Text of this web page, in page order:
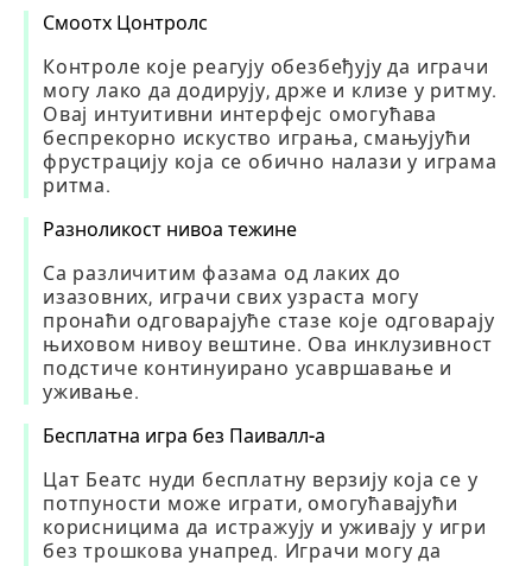
Смоотх Цонтролс
Контроле које реагују обезбеђују да играчи
могу лако да додирују, држе и клизе у ритму.
Овај интуитивни интерфејс омогућава
беспрекорно искуство играња, смањујући
фрустрацију која се обично налази у играма
ритма.
Разноликост нивоа тежине
Са различитим фазама од лаких до
изазовних, играчи свих узраста могу
пронаћи одговарајуће стазе које одговарају
њиховом нивоу вештине. Ова инклузивност
подстиче континуирано усавршавање и
уживање.
Бесплатна игра без Паивалл-а
Цат Беатс нуди бесплатну верзију која се у
потпуности може играти, омогућавајући
корисницима да истражују и уживају у игри
без трошкова унапред. Играчи могу да